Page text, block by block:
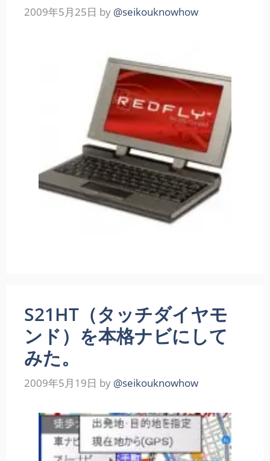
2009年5月25日 by @seikouknowhow
S21HT（タッチダイヤモ
ンド）を本格ナビにして
みた。
2009年5月19日 by @seikouknowhow